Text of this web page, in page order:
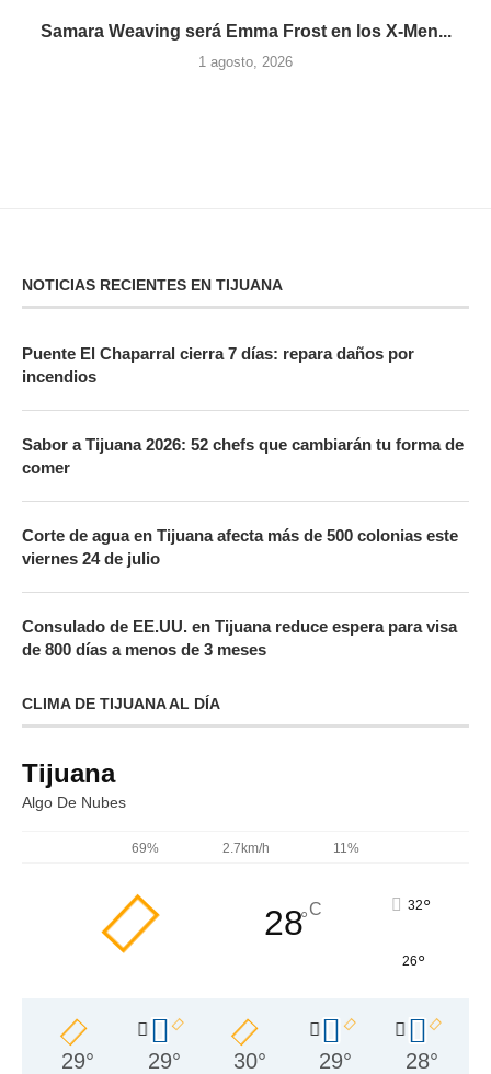
Samara Weaving será Emma Frost en los X-Men...
1 agosto, 2026
NOTICIAS RECIENTES EN TIJUANA
Puente El Chaparral cierra 7 días: repara daños por
incendios
Sabor a Tijuana 2026: 52 chefs que cambiarán tu forma de
comer
Corte de agua en Tijuana afecta más de 500 colonias este
viernes 24 de julio
Consulado de EE.UU. en Tijuana reduce espera para visa
de 800 días a menos de 3 meses
CLIMA DE TIJUANA AL DÍA
Tijuana
Algo De Nubes
69% 2.7km/h 11%
28°C 32°
26°
29° 29° 30° 29° 28°